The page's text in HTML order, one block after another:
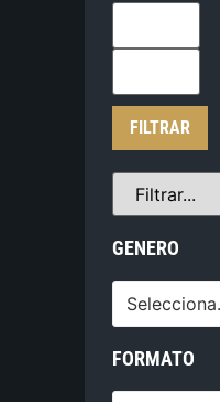
FILTRAR
GENERO
FORMATO